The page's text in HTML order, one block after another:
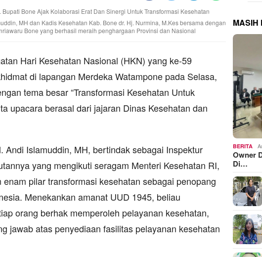
MH dan Kadis Kesehatan Kab. Bone dr. Hj. Nurmina, M.Kes bersama dengan
Bone yang berhasil meraih penghargaan Provinsi dan Nasional
Hari Kesehatan Nasional (HKN) yang ke-59
di lapangan Merdeka Watampone pada Selasa,
tema besar “Transformasi Kesehatan Untuk
upacara berasal dari jajaran Dinas Kesehatan dan
Andi Islamuddin, MH, bertindak sebagai Inspektur
yang mengikuti seragam Menteri Kesehatan RI,
pilar transformasi kesehatan sebagai penopang
Menekankan amanat UUD 1945, beliau
orang berhak memperoleh pelayanan kesehatan,
jawab atas penyediaan fasilitas pelayanan kesehatan
MASIH
BERITA
Owner
Di…